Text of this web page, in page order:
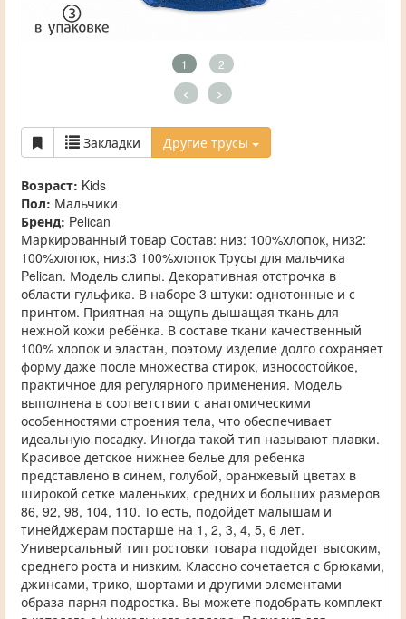
1 2
< >
Закладки Другие трусы
Возраст: Kids
Пол: Мальчики
Бренд: Pelican
Маркированный товар Состав: низ: 100%хлопок, низ2:
100%хлопок, низ:3 100%хлопок Трусы для мальчика
Pelican. Модель слипы. Декоративная отстрочка в
области гульфика. В наборе 3 штуки: однотонные и с
принтом. Приятная на ощупь дышащая ткань для
нежной кожи ребёнка. В составе ткани качественный
100% хлопок и эластан, поэтому изделие долго сохраняет
форму даже после множества стирок, износостойкое,
практичное для регулярного применения. Модель
выполнена в соответствии с анатомическими
особенностями строения тела, что обеспечивает
идеальную посадку. Иногда такой тип называют плавки.
Красивое детское нижнее белье для ребенка
представлено в синем, голубой, оранжевый цветах в
широкой сетке маленьких, средних и больших размеров
86, 92, 98, 104, 110. То есть, подойдет малышам и
тинейджерам постарше на 1, 2, 3, 4, 5, 6 лет.
Универсальный тип ростовки товара подойдет высоким,
среднего роста и низким. Классно сочетается с брюками,
джинсами, трико, шортами и другими элементами
образа парня подростка. Вы можете подобрать комплект